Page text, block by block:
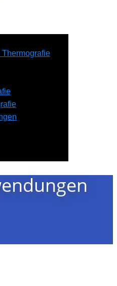
Thermografie